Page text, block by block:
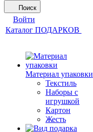
Поиск
Войти
Каталог ПОДАРКОВ
Материал упаковки
Текстиль
Наборы с
игрушкой
Картон
Жесть